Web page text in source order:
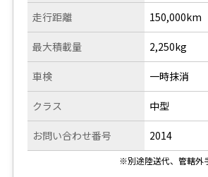
走行距離 150,000km
最大積載量
車検
クラス
お問い合わせ番号
2,250kg
一時抹消
中型
2014
※別途陸送代、管轄外